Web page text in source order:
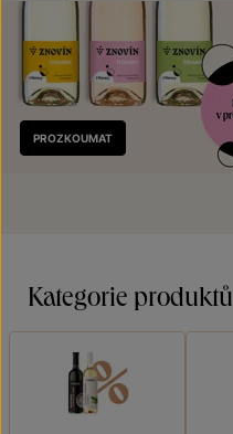
Nově
v prodeji
PROZKOUMAT
Kategorie produktů